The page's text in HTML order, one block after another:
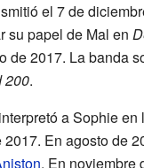
el 7 de
su papel de Mal en
de 2017. La banda
200.
a Sophie
En agosto de
. En noviembre